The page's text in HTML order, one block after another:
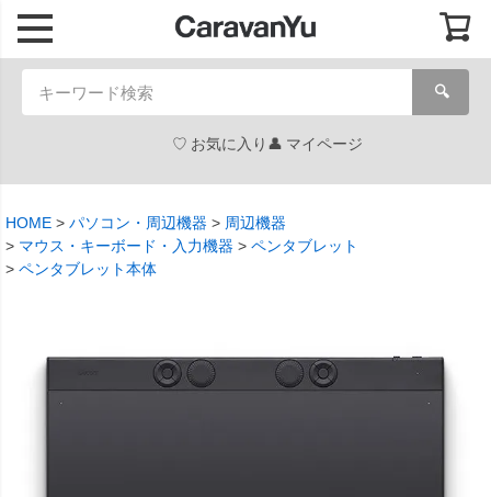
🔍
お気に入り マイページ
HOME パソコン・周辺機器
周辺機器
マウス・キーボード・入力機器
ペンタブレット
ペンタブレット本体